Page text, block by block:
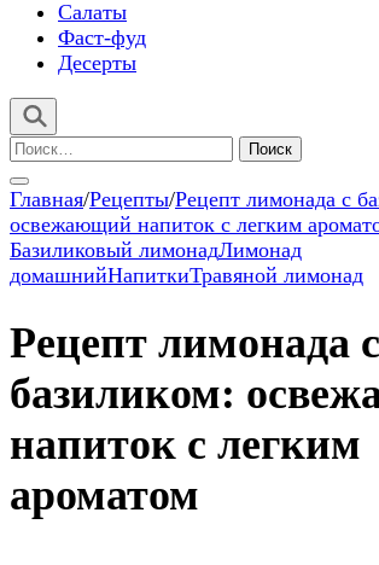
Салаты
Фаст-фуд
Десерты
Найти:
Главная/Рецепты/Рецепт лимонада с
освежающий напиток с легким
Базиликовый лимонадЛимонад
домашнийНапиткиТравяной лимонад
Рецепт лимонада с
базиликом:
напиток с легким
ароматом